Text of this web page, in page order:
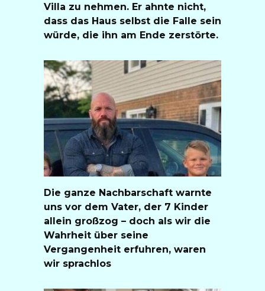
Villa zu nehmen. Er ahnte nicht,
dass das Haus selbst die Falle sein
würde, die ihn am Ende zerstörte.
Die ganze Nachbarschaft warnte
uns vor dem Vater, der 7 Kinder
allein großzog – doch als wir die
Wahrheit über seine
Vergangenheit erfuhren, waren
wir sprachlos